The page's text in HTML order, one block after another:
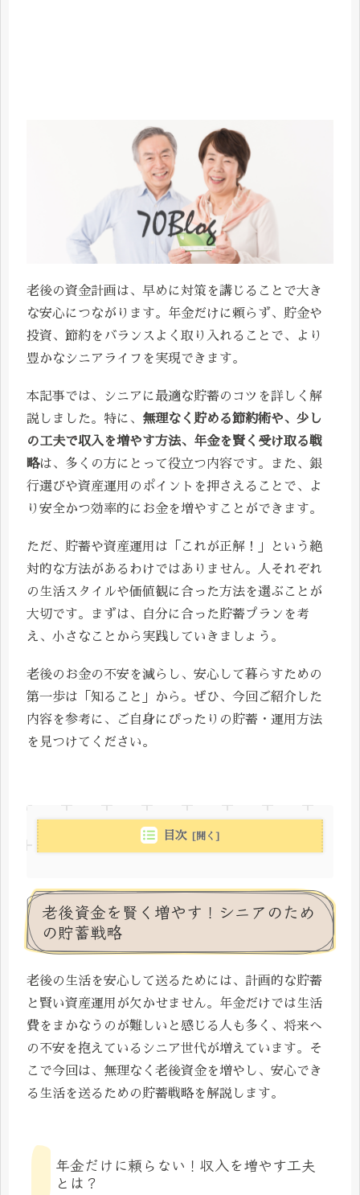
老後の資金計画は、早めに対策を講じることで大き
な安心につながります。年金だけに頼らず、貯金や
投資、節約をバランスよく取り入れることで、より
豊かなシニアライフを実現できます。
本記事では、シニアに最適な貯蓄のコツを詳しく解
説しました。特に、 無理なく貯める節約術や、少し
の工夫で収入を増やす方法、年金を賢く受け取る戦
略は、多くの方にとって役立つ内容です。また、銀
行選びや資産運用のポイントを押さえることで、よ
り安全かつ効率的にお金を増やすことができます。
ただ、貯蓄や資産運用は「これが正解！」という絶
対的な方法があるわけではありません。人それぞれ
の生活スタイルや価値観に合った方法を選ぶことが
大切です。まずは、自分に合った貯蓄プランを考
え、小さなことから実践していきましょう。
老後のお金の不安を減らし、安心して暮らすための
第一歩は「知ること」から。ぜひ、今回ご紹介した
内容を参考に、ご自身にぴったりの貯蓄・運用方法
を見つけてください。
目次
老後資金を賢く増やす！シニアのため
の貯蓄戦略
老後の生活を安心して送るためには、計画的な貯蓄
と賢い資産運用が欠かせません。年金だけでは生活
費をまかなうのが難しいと感じる人も多く、将来へ
の不安を抱えているシニア世代が増えています。そ
こで今回は、無理なく老後資金を増やし、安心でき
る生活を送るための貯蓄戦略を解説します。
年金だけに頼らない！収入を増やす工夫
とは？